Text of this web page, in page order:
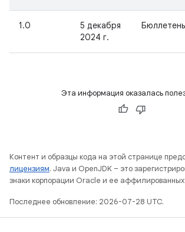
1.0
5 декабря
2024 г.
Эта информация оказалась
Контент и образцы кода на этой странице
лицензиям. Java и OpenJDK – это
знаки корпорации Oracle и ее
Последнее обновление: 2026-07-28 UTC.